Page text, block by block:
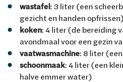
wastafel: 3 liter (een
gezicht en handen opfrissen)
koken: 4 liter (de bereiding
avondmaal voor een gezin
vaatwasmachine: 8 liter
schoonmaak: 4 liter (een
halve emmer water)